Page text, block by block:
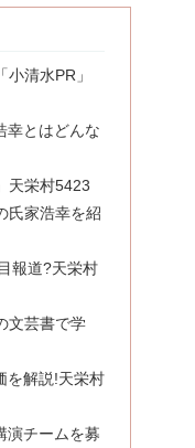
清水PR」
幸とはどんな
天栄村5423
氏家浩幸を紹
報道?天栄村
文芸書で学
を解説!天栄村
演チームを募